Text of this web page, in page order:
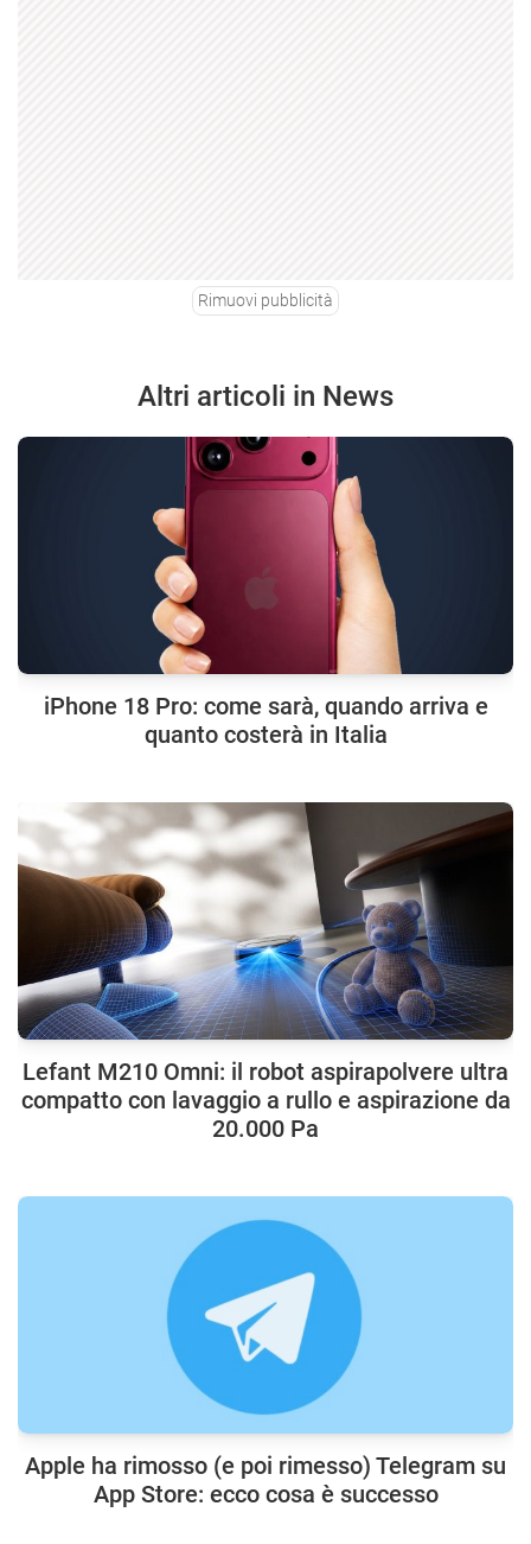
Rimuovi pubblicità
Altri articoli in News
iPhone 18 Pro: come sarà, quando arriva e
quanto costerà in Italia
Lefant M210 Omni: il robot aspirapolvere ultra
compatto con lavaggio a rullo e aspirazione da
20.000 Pa
Apple ha rimosso (e poi rimesso) Telegram su
App Store: ecco cosa è successo